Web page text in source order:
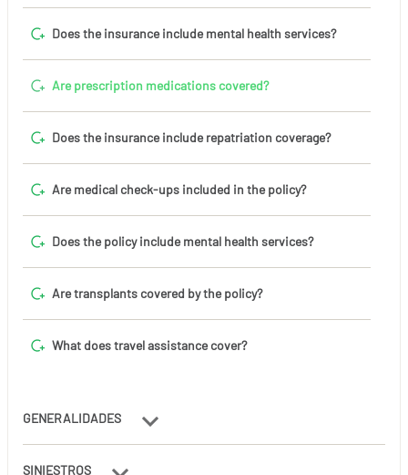
Does the insurance include mental health services?
Are prescription medications covered?
Does the insurance include repatriation coverage?
Are medical check-ups included in the policy?
Does the policy include mental health services?
Are transplants covered by the policy?
What does travel assistance cover?
GENERALIDADES
SINIESTROS